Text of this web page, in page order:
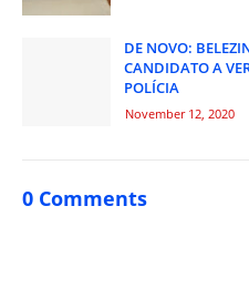
DE NOVO:
CANDIDATO A
POLÍCIA
November 12, 2020
0 Comments